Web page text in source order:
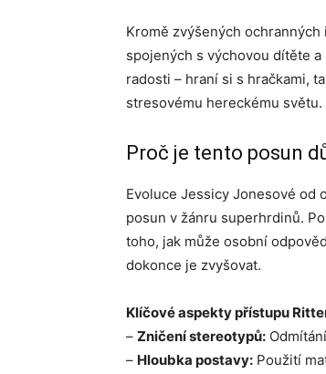
Kromě zvýšených
spojených s výchovou dítěte
radosti – hraní si s hračkami,
stresovému hereckému světu.
Proč je tento posun
Evoluce Jessicy Jonesové od
posun v žánru superhrdinů.
toho, jak může osobní
dokonce je zvyšovat.
Klíčové aspekty přístupu
– Zničení stereotypů:
– Hloubka postavy: Použití